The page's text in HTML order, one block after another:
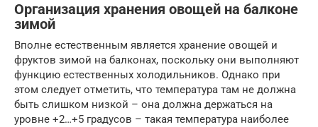
Организация хранения овощей на балконе
зимой
Вполне естественным является хранение овощей и
фруктов зимой на балконах, поскольку они выполняют
функцию естественных холодильников. Однако при
этом следует отметить, что температура там не должна
быть слишком низкой – она должна держаться на
уровне +2…+5 градусов – такая температура наиболее